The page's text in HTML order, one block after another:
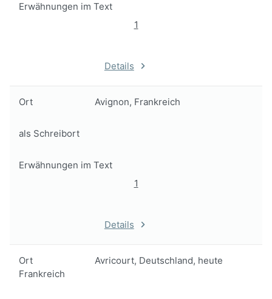
Erwähnungen im Text
1
Details
Ort Avignon, Frankreich
als Schreibort
Erwähnungen im Text
1
Details
Ort
Avricourt, Deutschland, heute
Frankreich